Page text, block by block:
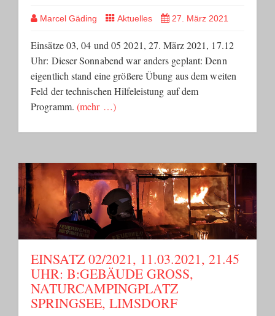
Marcel Gäding Aktuelles 27. März 2021
Einsätze 03, 04 und 05 2021, 27. März 2021, 17.12
Uhr: Dieser Sonnabend war anders geplant: Denn
eigentlich stand eine größere Übung aus dem weiten
Feld der technischen Hilfeleistung auf dem
Programm. (mehr …)
EINSATZ 02/2021, 11.03.2021, 21.45
UHR: B:GEBÄUDE GROSS, N
ATURCAMPINGPLATZ S
PRINGSEE, LIMSDORF